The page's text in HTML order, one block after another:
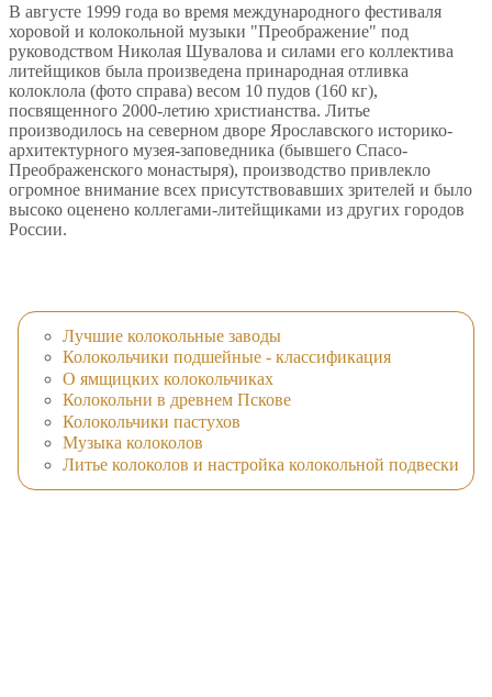
В августе 1999 года во время международного фестиваля
хоровой и колокольной музыки "Преображение" под
руководством Николая Шувалова и силами его коллектива
литейщиков была произведена принародная отливка
колоклола (фото справа) весом 10 пудов (160 кг),
посвященного 2000-летию христианства. Литье
производилось на северном дворе Ярославского историко-
архитектурного музея-заповедника (бывшего Спасо-
Преображенского монастыря), производство привлекло
огромное внимание всех присутствовавших зрителей и было
высоко оценено коллегами-литейщиками из других городов
России.
Лучшие колокольные заводы
Колокольчики подшейные - классификация
О ямщицких колокольчиках
Колокольни в древнем Пскове
Колокольчики пастухов
Музыка колоколов
Литье колоколов и настройка колокольной подвески